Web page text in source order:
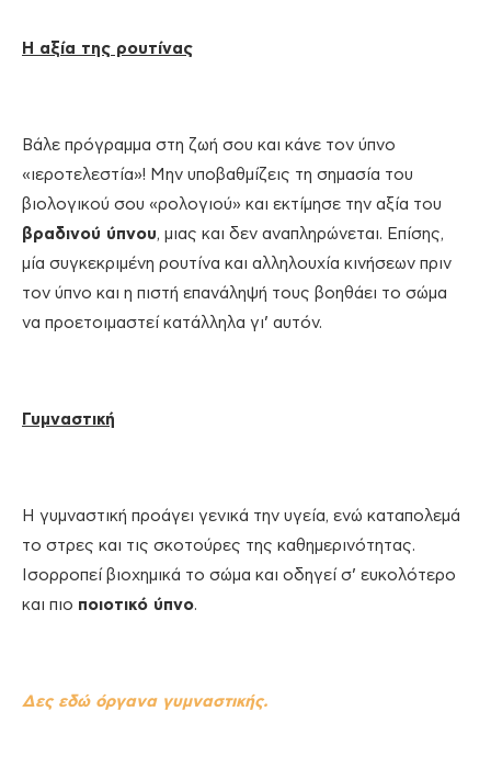
Η αξία της ρουτίνας
Βάλε πρόγραμμα στη ζωή σου και κάνε τον ύπνο
«ιεροτελεστία»! Μην υποβαθμίζεις τη σημασία του
βιολογικού σου «ρολογιού» και εκτίμησε την αξία του
βραδινού ύπνου, μιας και δεν αναπληρώνεται. Επίσης,
μία συγκεκριμένη ρουτίνα και αλληλουχία κινήσεων πριν
τον ύπνο και η πιστή επανάληψή τους βοηθάει το σώμα
να προετοιμαστεί κατάλληλα γι’ αυτόν.
Γυμναστική
Η γυμναστική προάγει γενικά την υγεία, ενώ καταπολεμά
το στρες και τις σκοτούρες της καθημερινότητας.
Ισορροπεί βιοχημικά το σώμα και οδηγεί σ’ ευκολότερο
και πιο ποιοτικό ύπνο.
Δες εδώ όργανα γυμναστικής.